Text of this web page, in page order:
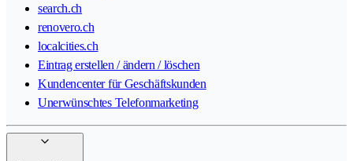
search.ch
renovero.ch
localcities.ch
Eintrag erstellen / ändern / löschen
Kundencenter für Geschäftskunden
Unerwünschtes Telefonmarketing